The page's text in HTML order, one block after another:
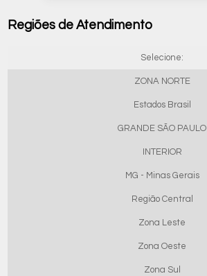
Regiões de Atendimento
Selecione:
ZONA NORTE
Estados Brasil
GRANDE SÃO PAULO
INTERIOR
MG - Minas Gerais
Região Central
Zona Leste
Zona Oeste
Zona Sul